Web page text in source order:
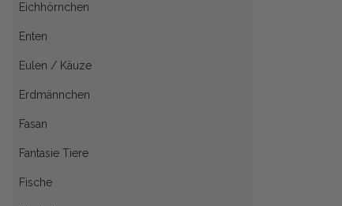
Eichhörnchen
Enten
Eulen / Käuze
Erdmännchen
Fasan
Fantasie Tiere
Fische